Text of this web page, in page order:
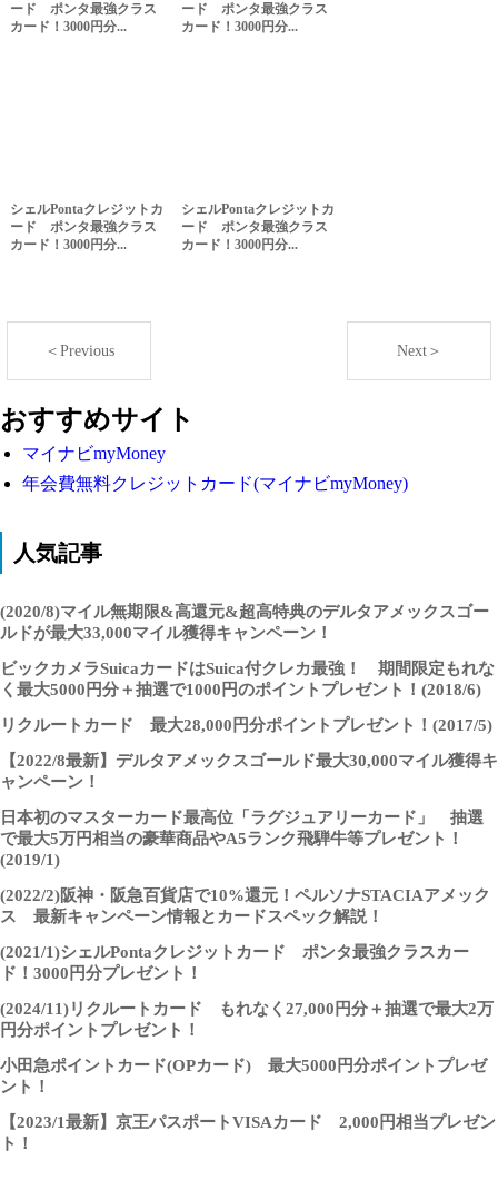
ード ポンタ最強クラス
カード！3000円分...
ード ポンタ最強クラス
カード！3000円分...
シェルPontaクレジットカ
ード ポンタ最強クラス
カード！3000円分...
シェルPontaクレジットカ
ード ポンタ最強クラス
カード！3000円分...
＜Previous Next＞
おすすめサイト
マイナビmyMoney
年会費無料クレジットカード(マイナビmyMoney)
人気記事
(2020/8)マイル無期限&高還元&超高特典のデルタアメックスゴー
ルドが最大33,000マイル獲得キャンペーン！
ビックカメラSuicaカードはSuica付クレカ最強！ 期間限定もれな
く最大5000円分＋抽選で1000円のポイントプレゼント！(2018/6)
リクルートカード 最大28,000円分ポイントプレゼント！(2017/5)
【2022/8最新】デルタアメックスゴールド最大30,000マイル獲得キ
ャンペーン！
日本初のマスターカード最高位「ラグジュアリーカード」 抽選
で最大5万円相当の豪華商品やA5ランク飛騨牛等プレゼント！
(2019/1)
(2022/2)阪神・阪急百貨店で10%還元！ペルソナSTACIAアメック
ス 最新キャンペーン情報とカードスペック解説！
(2021/1)シェルPontaクレジットカード ポンタ最強クラスカー
ド！3000円分プレゼント！
(2024/11)リクルートカード もれなく27,000円分＋抽選で最大2万
円分ポイントプレゼント！
小田急ポイントカード(OPカード) 最大5000円分ポイントプレゼ
ント！
【2023/1最新】京王パスポートVISAカード 2,000円相当プレゼン
ト！